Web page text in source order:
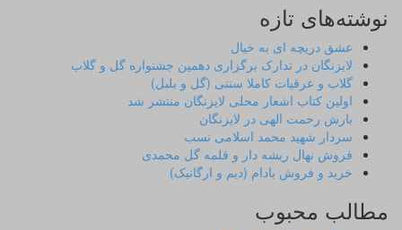
نوشته‌های تازه
عشق دریچه ای به خیال
لایزنگان در تدارک برگزاری دهمین جشنواره گل و گلاب
گلاب و عرقیات کاملا سنتی (گل و بلبل)
اولین کتاب اشعار محلی لایزنگان منتشر شد
بارش رحمت الهی در لایزنگان
سردار شهید محمد اسلامی نسب
فروش نهال ریشه دار و قلمه گل محمدی
خرید و فروش بادام (دیم و ارگانیک)
مطالب محبوب